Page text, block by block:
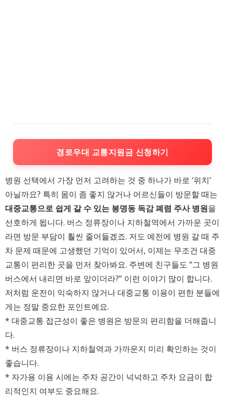
경로우대 교통지원금 신청하기
병원 선택에서 가장 먼저 고려하는 것 중 하나가 바로 ‘위치’
아닐까요? 특히 몸이 좀 좋지 않거나 어르신들이 방문할 때는
대중교통으로 쉽게 갈 수 있는 봉명동 독감 폐렴 주사 병원을
선호하게 됩니다. 버스 정류장이나 지하철역에서 가까운 곳이
라면 방문 부담이 훨씬 줄어들겠죠. 저도 예전에 병원 갈 때 주
차 문제 때문에 고생했던 기억이 있어서, 이제는 무조건 대중
교통이 편리한 곳을 먼저 찾아봐요. 주변에 친구들도 “그 병원
버스에서 내리면 바로 앞이더라?” 이런 이야기 많이 합니다.
저처럼 운전이 익숙하지 않거나 대중교통 이용이 편한 분들에
게는 정말 중요한 포인트예요.
* 대중교통 접근성이 좋은 병원은 방문의 편리함을 더해줍니
다.
* 버스 정류장이나 지하철역과 가까운지 미리 확인하는 것이
좋습니다.
* 자가용 이용 시에는 주차 공간이 넉넉하고 주차 요금이 합
리적인지 여부도 중요해요.